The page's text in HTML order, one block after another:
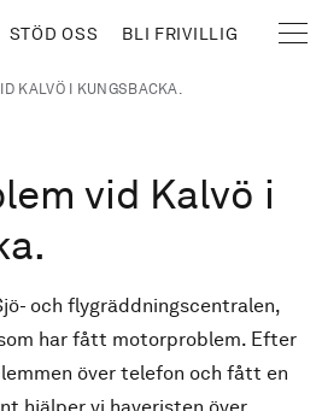
STÖD OSS BLI FRIVILLIG
KALVÖ I KUNGSBACKA.
vid Kalvö i
och flygräddningscentralen,
har fått motorproblem. Efter
över telefon och fått en